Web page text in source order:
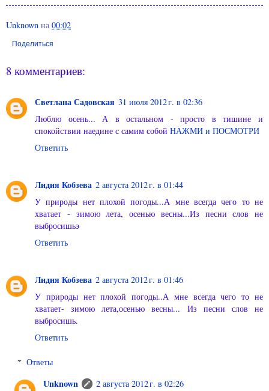
Unknown на 00:02
Поделиться
8 комментариев:
Светлана Садовская 31 июля 2012 г. в 02:36
Люблю осень... А в остальном - просто в тишине и
спокойствии наедине с самим собой НАЖМИ и ПОСМОТРИ
Ответить
Лидия Кобзева 2 августа 2012 г. в 01:44
У природы нет плохой погоды...А мне всегда чего то не
хватает - зимою лета, осенью весны...Из песни слов не
выбросишьэ
Ответить
Лидия Кобзева 2 августа 2012 г. в 01:46
У природы нет плохой погоды..А мне всегда чего то не
хватает- зимою лета,осенью весны... Из песни слов не
выбросишь.
Ответить
Ответы
Unknown
2 августа 2012 г. в 02:26